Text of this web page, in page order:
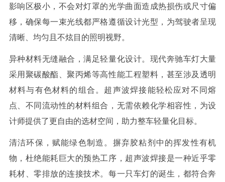
影响区极小，不会对灯罩的光学曲面造成热损伤或尺寸偏
移，确保每一束光线都严格遵循设计光型，为驾驶者呈现
清晰、均匀且不炫目的照明视野。
异种材料无缝融合，满足轻量化设计。 现代奔驰车灯大量
采用聚碳酸酯、聚丙烯等高性能工程塑料，甚至涉及透明
材料与有色材料的组合。超声波焊接能轻松应对不同熔
点、不同流动性的材料组合，无需依赖化学相容性，为设
计师提供了更自由的选材空间，助力整车轻量化目标。
清洁环保，赋能绿色制造。 摒弃胶粘剂中的挥发性有机
物，杜绝能耗巨大的预热工序，超声波焊接是一种近乎零
耗材、零排放的连接技术。每一只车灯的诞生，都符合奔